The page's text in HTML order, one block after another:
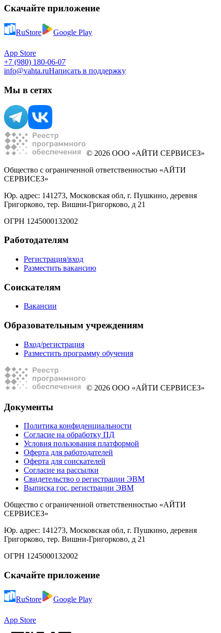
Скачайте приложение
RuStore Google Play
App Store
+7 (980) 180-06-07
info@vahta.ruНаписать в поддержку
Мы в сетях
© 2026 ООО «АЙТИ СЕРВИСЕЗ»
Общество с ограниченной ответственностью «АЙТИ
СЕРВИСЕЗ»
Юр. адрес: 141273, Московская обл, г. Пушкино, деревня
Григорково, тер. Вишни-Григорково, д 21
ОГРН 1245000132002
Работодателям
Регистрация/вход
Разместить вакансию
Соискателям
Вакансии
Образовательным учреждениям
Вход/регистрация
Разместить программу обучения
© 2026 ООО «АЙТИ СЕРВИСЕЗ»
Документы
Политика конфиденциальности
Согласие на обработку ПД
Условия пользования платформой
Оферта для работодателей
Оферта для соискателей
Согласие на рассылки
Свидетельство о регистрации ЭВМ
Выписка гос. регистрации ЭВМ
Общество с ограниченной ответственностью «АЙТИ
СЕРВИСЕЗ»
Юр. адрес: 141273, Московская обл, г. Пушкино, деревня
Григорково, тер. Вишни-Григорково, д 21
ОГРН 1245000132002
Скачайте приложение
RuStore Google Play
App Store